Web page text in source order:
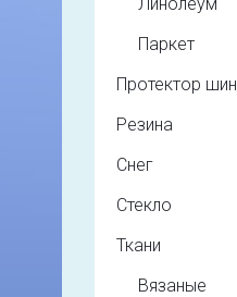
Паркет
Протектор шин
Резина
Снег
Стекло
Ткани
Вязаные